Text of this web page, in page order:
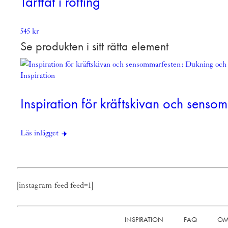
545kr
Se produkten i sitt rätta element
Inspiration
Inspiration för kräftskivan och
Läs inlägget
[instagram-feed feed=1]
INSPIRATION FAQ